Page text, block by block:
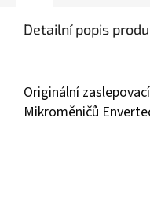
Detailní popis
Originální
Mikroměničů